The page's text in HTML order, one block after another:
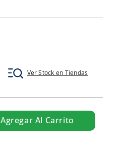
Ver Stock en Tiendas
Agregar Al Carrito